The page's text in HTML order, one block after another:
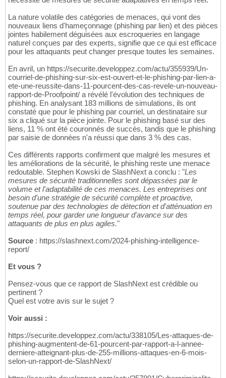
La nature volatile des catégories de menaces, qui vont des
nouveaux liens d'hameçonnage (phishing par lien) et des pièces
jointes habilement déguisées aux escroqueries en langage
naturel conçues par des experts, signifie que ce qui est efficace
pour les attaquants peut changer presque toutes les semaines.
En avril, un https://securite.developpez.com/actu/355939/Un-
courriel-de-phishing-sur-six-est-ouvert-et-le-phishing-par-lien-a-
ete-une-reussite-dans-11-pourcent-des-cas-revele-un-nouveau-
rapport-de-Proofpoint/ a révélé l'évolution des techniques de
phishing. En analysant 183 millions de simulations, ils ont
constaté que pour le phishing par courriel, un destinataire sur
six a cliqué sur la pièce jointe. Pour le phishing basé sur des
liens, 11 % ont été couronnés de succès, tandis que le phishing
par saisie de données n'a réussi que dans 3 % des cas.
Ces différents rapports confirment que malgré les mesures et
les améliorations de la sécurité, le phishing reste une menace
redoutable. Stephen Kowski de SlashNext a conclu : "Les
mesures de sécurité traditionnelles sont dépassées par le
volume et l'adaptabilité de ces menaces. Les entreprises ont
besoin d'une stratégie de sécurité complète et proactive,
soutenue par des technologies de détection et d'atténuation en
temps réel, pour garder une longueur d'avance sur des
attaquants de plus en plus agiles."
Source : https://slashnext.com/2024-phishing-intelligence-
report/
Et vous ?
Pensez-vous que ce rapport de SlashNext est crédible ou
pertinent ?
Quel est votre avis sur le sujet ?
Voir aussi :
https://securite.developpez.com/actu/338105/Les-attaques-de-
phishing-augmentent-de-61-pourcent-par-rapport-a-l-annee-
derniere-atteignant-plus-de-255-millions-attaques-en-6-mois-
selon-un-rapport-de-SlashNext/